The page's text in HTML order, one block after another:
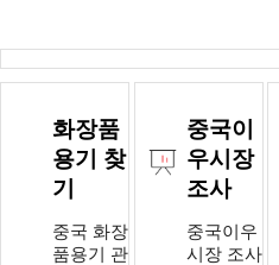
화장품
용기 찾
기
중국 화장
품용기 관
중국이
우시장
조사
중국이우
시장 조사